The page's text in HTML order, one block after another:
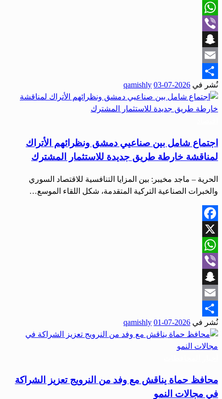
X
WhatsApp
Viber
Snapchat
Email
Share
نُشر في 2026-07-03
qamishly
اجتماع شامل بين صناعيي دمشق ونظرائهم الأتراك
لمناقشة خارطة طريق جديدة للاستثمار المشترك
الحرية – ماجد مخيبر: بين المزايا التنافسية للاقتصاد السوري
والخبرات الصناعية التركية المتقدمة، شكل اللقاء الموسع…
Facebook
X
WhatsApp
Viber
Snapchat
Email
Share
نُشر في 2026-07-01
qamishly
محافظ حماة يناقش مع وفد من النرويج تعزيز الشراكة
في مجالات النمو